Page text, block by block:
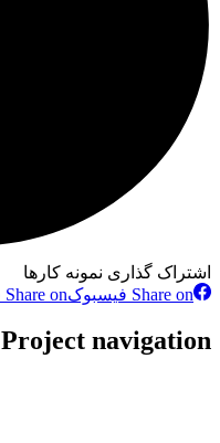
اشتراک گذاری نمونه کارها
Share on فیسبوک
Share on فیسبوک
Project navigation